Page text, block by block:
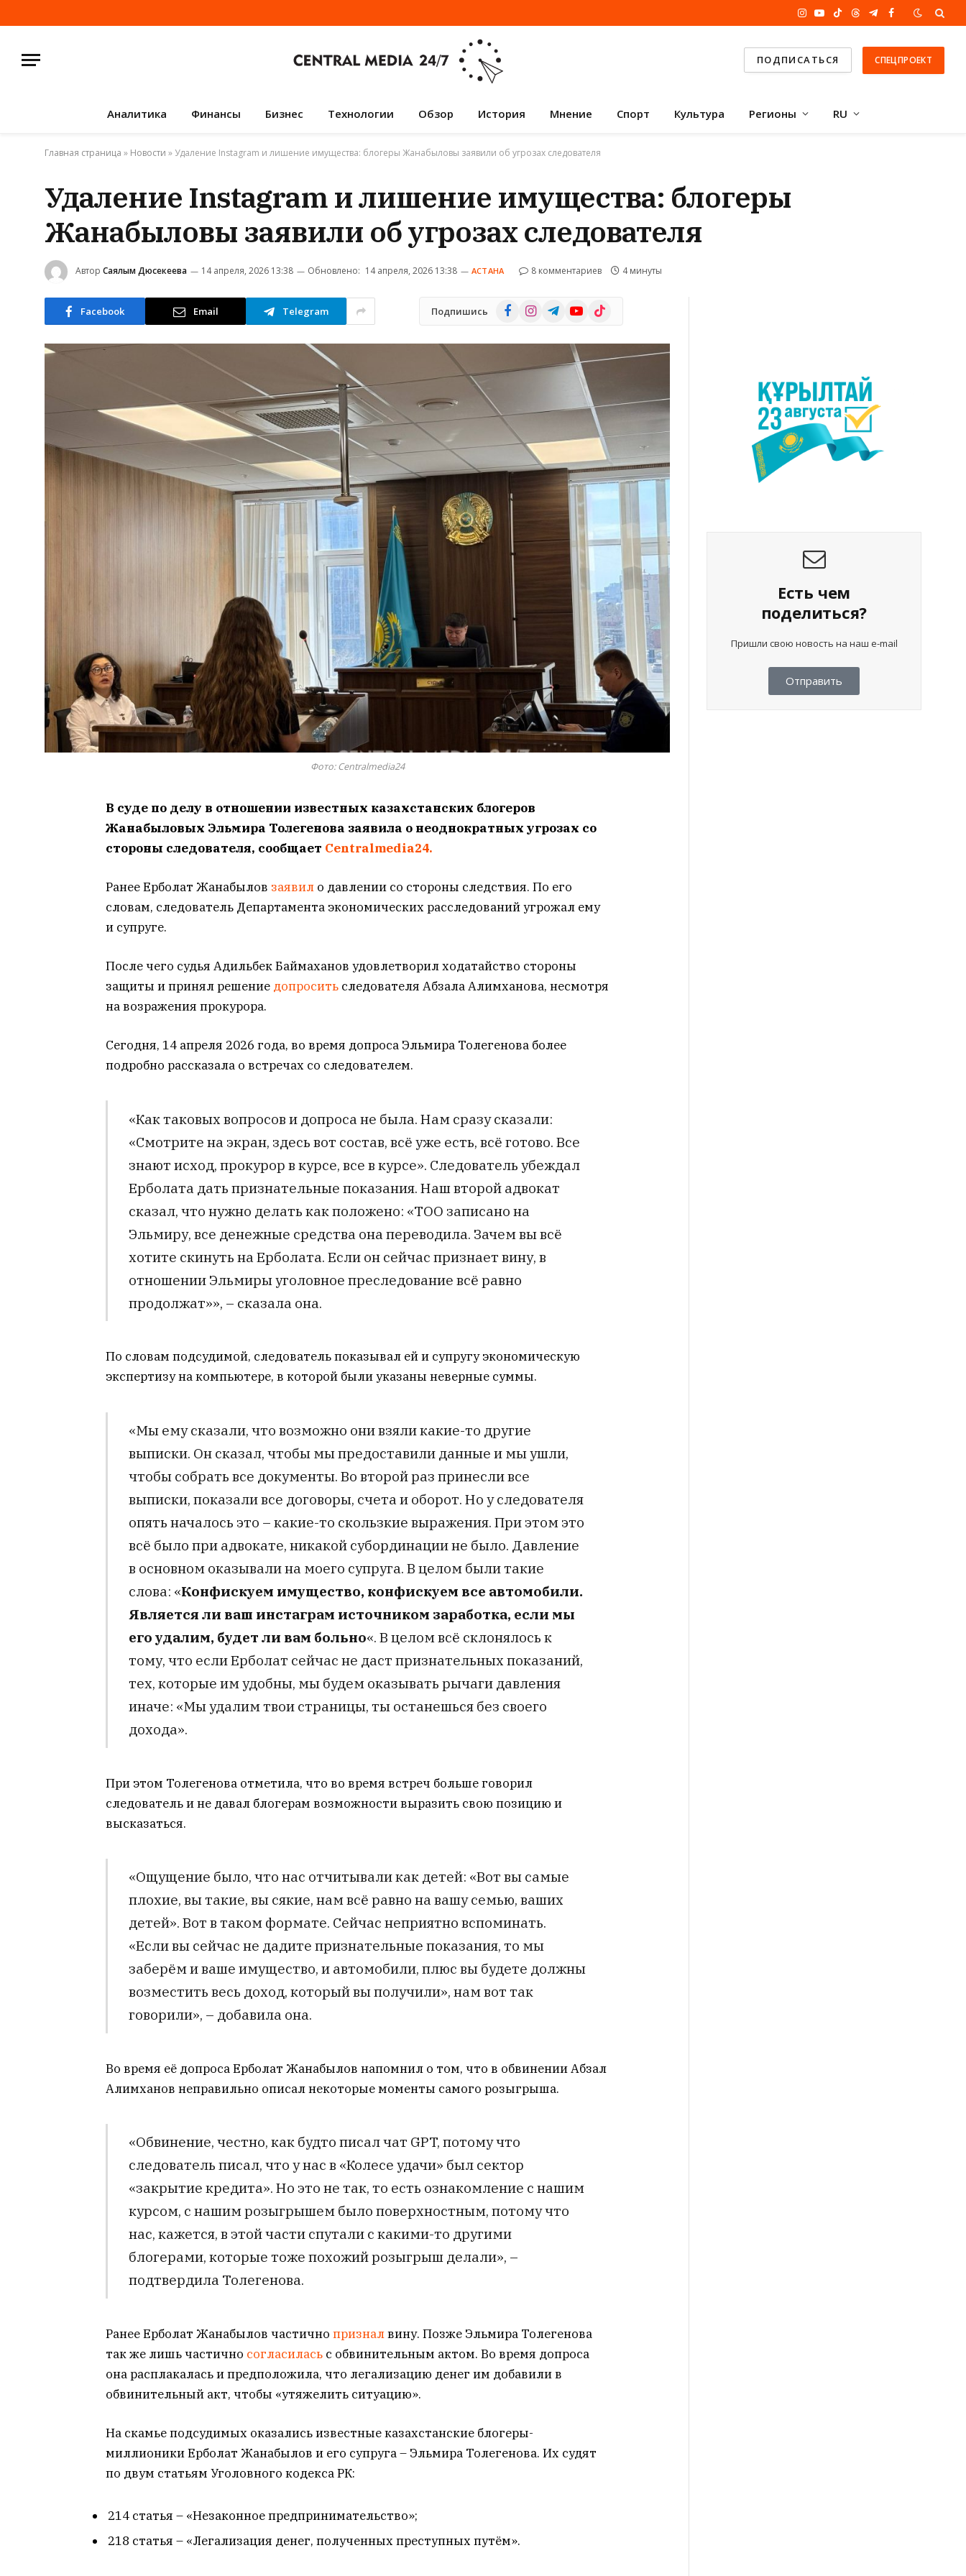
Instagram
YouTube
TikTokThreadsTelegram
Facebook
ПОДПИСАТЬСЯ СПЕЦПРОЕКТ
Аналитика Финансы Бизнес Технологии Обзор История Мнение Спорт Культура Регионы RU
Главная страница » Новости » Удаление Instagram и лишение имущества: блогеры Жанабыловы заявили об угрозах следователя
Удаление Instagram и лишение имущества: блогеры
Жанабыловы заявили об угрозах следователя
Автор Саялым Дюсекеева 14 апреля, 2026 13:38 Обновлено: 14 апреля, 2026 13:38 АСТАНА 8 комментариев 4 минуты
Facebook Email Telegram Подпишись FacebookInstagramTelegramYouTube
TikTok
Фото: Centralmedia24
В суде по делу в отношении известных казахстанских блогеров
Жанабыловых Эльмира Толегенова заявила о неоднократных угрозах со
стороны следователя, сообщает Centralmedia24.
Ранее Ерболат Жанабылов заявил о давлении со стороны следствия. По его
словам, следователь Департамента экономических расследований угрожал ему
и супруге.
После чего судья Адильбек Баймаханов удовлетворил ходатайство стороны
защиты и принял решение допросить следователя Абзала Алимханова, несмотря
на возражения прокурора.
Сегодня, 14 апреля 2026 года, во время допроса Эльмира Толегенова более
подробно рассказала о встречах со следователем.
«Как таковых вопросов и допроса не была. Нам сразу сказали:
«Смотрите на экран, здесь вот состав, всё уже есть, всё готово. Все
знают исход, прокурор в курсе, все в курсе». Следователь убеждал
Ерболата дать признательные показания. Наш второй адвокат
сказал, что нужно делать как положено: «ТОО записано на
Эльмиру, все денежные средства она переводила. Зачем вы всё
хотите скинуть на Ерболата. Если он сейчас признает вину, в
отношении Эльмиры уголовное преследование всё равно
продолжат»», – сказала она.
По словам подсудимой, следователь показывал ей и супругу экономическую
экспертизу на компьютере, в которой были указаны неверные суммы.
«Мы ему сказали, что возможно они взяли какие-то другие
выписки. Он сказал, чтобы мы предоставили данные и мы ушли,
чтобы собрать все документы. Во второй раз принесли все
выписки, показали все договоры, счета и оборот. Но у следователя
опять началось это – какие-то скользкие выражения. При этом это
всё было при адвокате, никакой субординации не было. Давление
в основном оказывали на моего супруга. В целом были такие
слова: «Конфискуем имущество, конфискуем все автомобили.
Является ли ваш инстаграм источником заработка, если мы
его удалим, будет ли вам больно«. В целом всё склонялось к
тому, что если Ерболат сейчас не даст признательных показаний,
тех, которые им удобны, мы будем оказывать рычаги давления
иначе: «Мы удалим твои страницы, ты останешься без своего
дохода».
При этом Толегенова отметила, что во время встреч больше говорил
следователь и не давал блогерам возможности выразить свою позицию и
высказаться.
«Ощущение было, что нас отчитывали как детей: «Вот вы самые
плохие, вы такие, вы сякие, нам всё равно на вашу семью, ваших
детей». Вот в таком формате. Сейчас неприятно вспоминать.
«Если вы сейчас не дадите признательные показания, то мы
заберём и ваше имущество, и автомобили, плюс вы будете должны
возместить весь доход, который вы получили», нам вот так
говорили», – добавила она.
Во время её допроса Ерболат Жанабылов напомнил о том, что в обвинении Абзал
Алимханов неправильно описал некоторые моменты самого розыгрыша.
«Обвинение, честно, как будто писал чат GPT, потому что
следователь писал, что у нас в «Колесе удачи» был сектор
«закрытие кредита». Но это не так, то есть ознакомление с нашим
курсом, с нашим розыгрышем было поверхностным, потому что
нас, кажется, в этой части спутали с какими-то другими
блогерами, которые тоже похожий розыгрыш делали», –
подтвердила Толегенова.
Ранее Ерболат Жанабылов частично призналвину. Позже Эльмира Толегенова
так же лишь частично согласилась с обвинительным актом. Во время допроса
она расплакалась и предположила, что легализацию денег им добавили в
обвинительный акт, чтобы «утяжелить ситуацию».
На скамье подсудимых оказались известные казахстанские блогеры-
миллионики Ерболат Жанабылов и его супруга – Эльмира Толегенова. Их судят
по двум статьям Уголовного кодекса РК:
214 статья – «Незаконное предпринимательство»;
218 статья – «Легализация денег, полученных преступных путём».
Есть чем
поделиться?
Пришли свою новость на наш e-mail
Отправить